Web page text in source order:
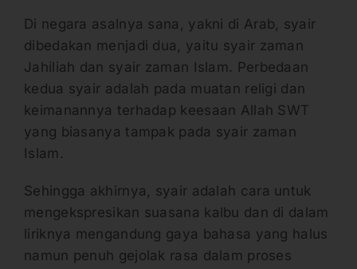
Di negara asalnya sana, yakni di Arab, syair
dibedakan menjadi dua, yaitu syair zaman
Jahiliah dan syair zaman Islam. Perbedaan
kedua syair adalah pada muatan religi dan
keimanannya terhadap keesaan Allah SWT
yang biasanya tampak pada syair zaman
Islam.
Sehingga akhirnya, syair adalah cara untuk
mengekspresikan suasana kalbu dan di dalam
liriknya mengandung gaya bahasa yang halus
namun penuh gejolak rasa dalam proses